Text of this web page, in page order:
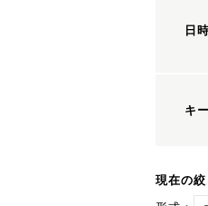
日
キ
現在の